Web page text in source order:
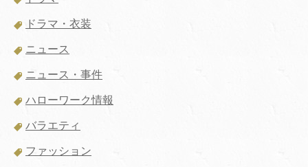
ドラマ・衣装
ニュース
ニュース・事件
ハローワーク情報
バラエティ
ファッション